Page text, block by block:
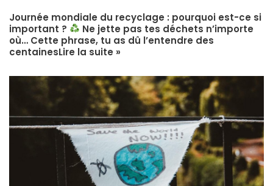
Journée mondiale du recyclage : pourquoi est-ce si
important ?
Ne jette pas tes déchets n’importe
où… Cette phrase, tu as dû l’entendre des
centainesLire la suite »